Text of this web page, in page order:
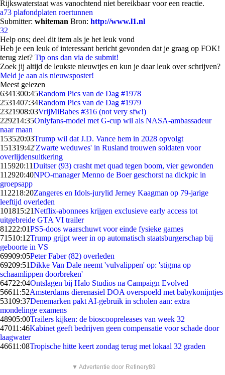
Rijkswaterstaat was vanochtend niet bereikbaar voor een reactie.
a73 plafondplaten roertunnen
Submitter: whiteman Bron: http://www.l1.nl
32
Help ons; deel dit item als je het leuk vond
Heb je een leuk of interessant bericht gevonden dat je graag op FOK!
terug ziet? Tip ons dan via de submit!
Zoek jij altijd de leukste nieuwtjes en kun je daar leuk over schrijven?
Meld je aan als nieuwsposter!
Meest gelezen
6341300:45Random Pics van de Dag #1978
2531407:34Random Pics van de Dag #1979
2321908:03VrijMiBabes #316 (not very sfw!)
229214:35Onlyfans-model met G-cup wil als NASA-ambassadeur
naar maan
153520:03Trump wil dat J.D. Vance hem in 2028 opvolgt
151319:42'Zwarte weduwes' in Rusland trouwen soldaten voor
overlijdensuitkering
115920:11Duitser (93) crasht met quad tegen boom, vier gewonden
112920:40NPO-manager Menno de Boer geschorst na dickpic in
groepsapp
112218:20Zangeres en Idols-jurylid Jerney Kaagman op 79-jarige
leeftijd overleden
101815:21Netflix-abonnees krijgen exclusieve early access tot
uitgebreide GTA VI trailer
81222:01PS5-doos waarschuwt voor einde fysieke games
71510:12Trump grijpt weer in op automatisch staatsburgerschap bij
geboorte in VS
69909:05Peter Faber (82) overleden
69209:51Dikke Van Dale neemt 'vulvalippen' op: 'stigma op
schaamlippen doorbreken'
64722:04Ontslagen bij Halo Studios na Campaign Evolved
56611:52Amsterdams dierenasiel DOA overspoeld met babykonijntjes
53109:37Denemarken pakt AI-gebruik in scholen aan: extra
mondelinge examens
48905:00Trailers kijken: de bioscoopreleases van week 32
47011:46Kabinet geeft bedrijven geen compensatie voor schade door
laagwater
46611:08Tropische hitte keert zondag terug met lokaal 32 graden
▼ Advertentie door Refinery89